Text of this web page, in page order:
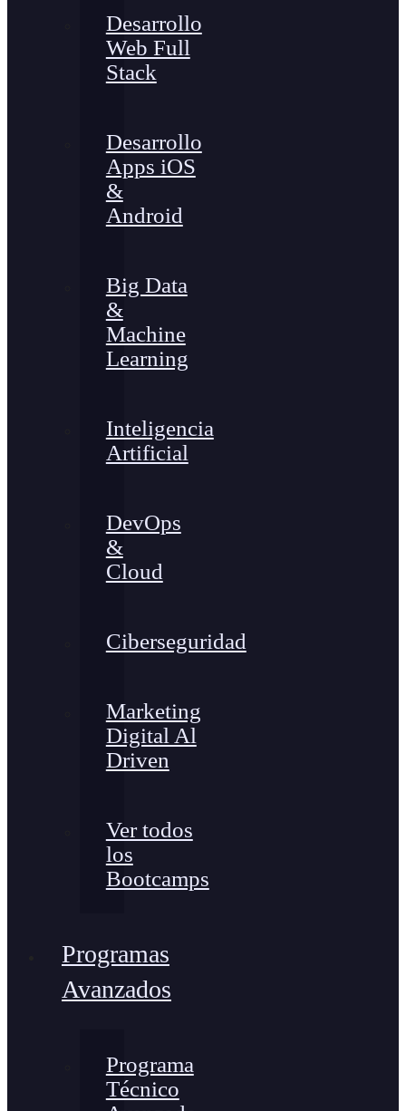
Desarrollo
Web Full
Stack
Desarrollo
Apps iOS
&
Android
Big Data
&
Machine
Learning
Inteligencia
Artificial
DevOps
&
Cloud
Ciberseguridad
Marketing
Digital Al
Driven
Ver todos
los
Bootcamps
Programas
Avanzados
Programa
Técnico